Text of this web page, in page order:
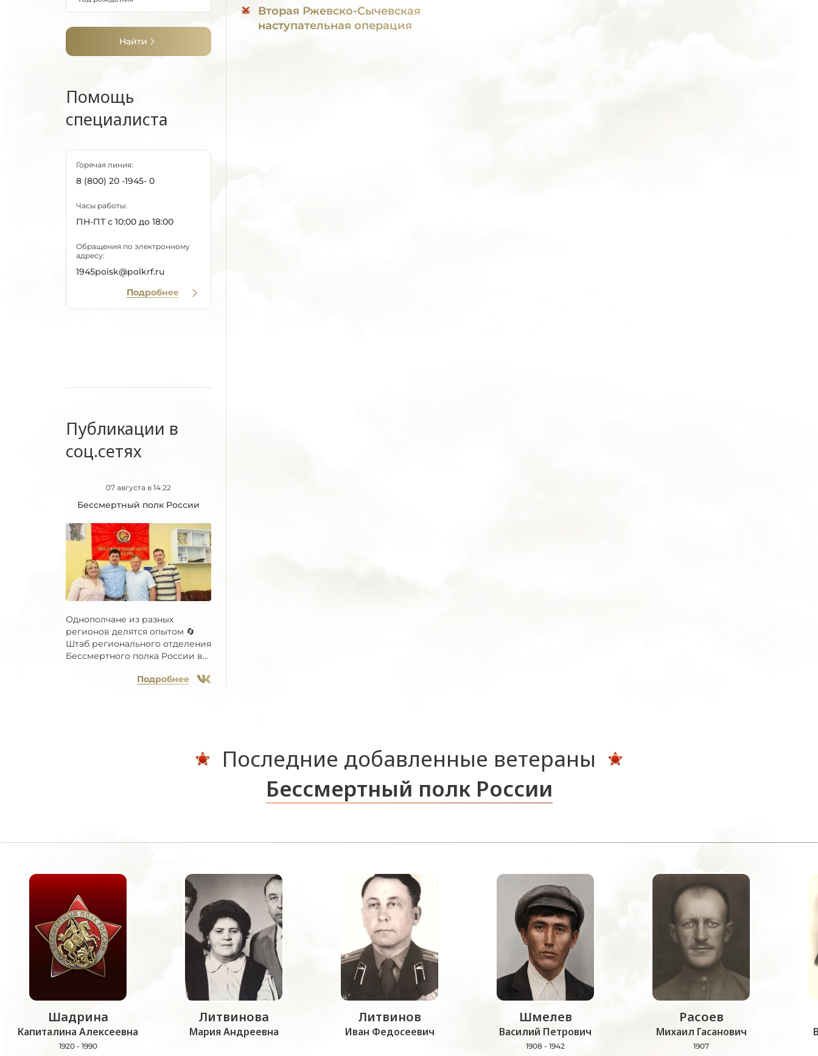
Найти
Помощь
специалиста
Горячая линия:
8 (800) 20 -1945- 0
Часы работы:
ПН-ПТ с 10:00 до 18:00
Обращения по электронному
адресу:
1945poisk@polkrf.ru
Подробнее
Публикации в
соц.сетях
07 августа в 14:22
Бессмертный полк России
Однополчане из разных
регионов делятся опытом 🔄
Штаб регионального отделения
Бессмертного полка России в...
Подробнее
Вторая Ржевско-Сычевская
наступательная операция
Последние добавленные ветераны
Бессмертный полк России
Шадрина
Капиталина Алексеевна
1920 - 1990
Литвинова
Мария Андреевна
Литвинов
Иван Федосеевич
Шмелев
Василий Петрович
1908 - 1942
Расоев
Михаил Гасанович
1907